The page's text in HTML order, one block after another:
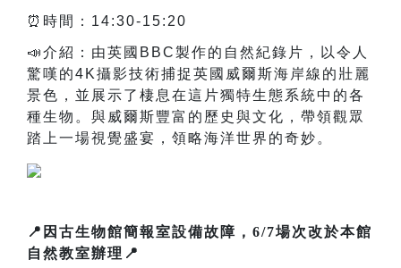
⏰時間：14:30-15:20
📣介紹：由英國BBC製作的自然紀錄片，以令人
驚嘆的4K攝影技術捕捉英國威爾斯海岸線的壯麗
景色，並展示了棲息在這片獨特生態系統中的各
種生物。與威爾斯豐富的歷史與文化，帶領觀眾
踏上一場視覺盛宴，領略海洋世界的奇妙。
📍因古生物館簡報室設備故障，6/7場次改於本館
自然教室辦理📍